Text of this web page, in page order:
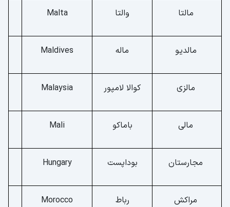
مالتا والتا Malta
مالدیو ماله Maldives
مالزی کوالا لامپور Malaysia
مالی باماکو Mali
مجارستان بوداپست Hungary
مراکش رباط Morocco